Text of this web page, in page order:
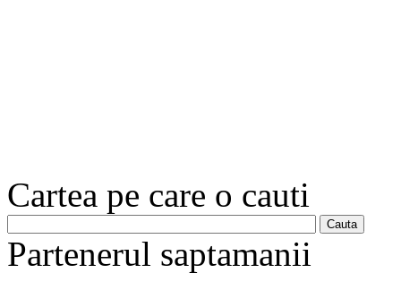
Cartea pe care o cauti
Partenerul saptamanii